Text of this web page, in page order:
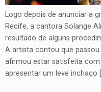
Logo depois de anunciar a
Recife, a cantora Solange
resultado de alguns
A artista contou que
afirmou estar satisfeita
apresentar um leve inchaço